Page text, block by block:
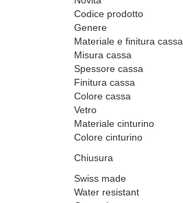
Codice prodotto
Genere
Materiale e finitura cassa
Misura cassa
Spessore cassa
Finitura cassa
Colore cassa
Vetro
Materiale cinturino
Colore cinturino
Chiusura
Swiss made
Water resistant